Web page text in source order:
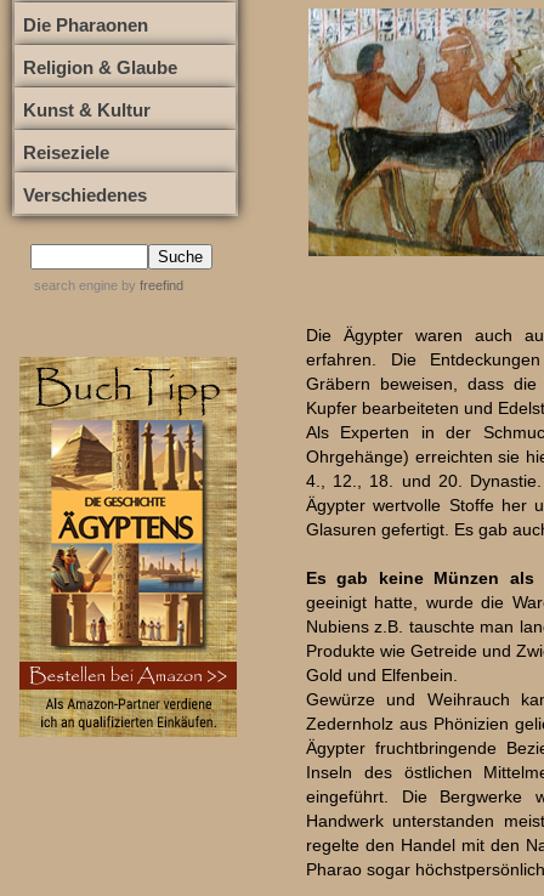
Die Pharaonen
Religion & Glaube
Kunst & Kultur
Reiseziele
Verschiedenes
search engine by freefind
Die Ägypter waren auch
erfahren. Die
Gräbern beweisen, dass
Kupfer bearbeiteten und
Als Experten in der
Ohrgehänge) erreichten sie
4., 12., 18. und 20.
Ägypter wertvolle Stoffe her
Glasuren gefertigt. Es gab
Es gab keine Münzen als
geeinigt hatte, wurde die
Nubiens z.B. tauschte man
Produkte wie Getreide und
Gold und Elfenbein.
Gewürze und Weihrauch
Zedernholz aus Phönizien
Ägypter fruchtbringende
Inseln des östlichen
eingeführt. Die Bergwerke
Handwerk unterstanden
regelte den Handel mit den
Pharao sogar